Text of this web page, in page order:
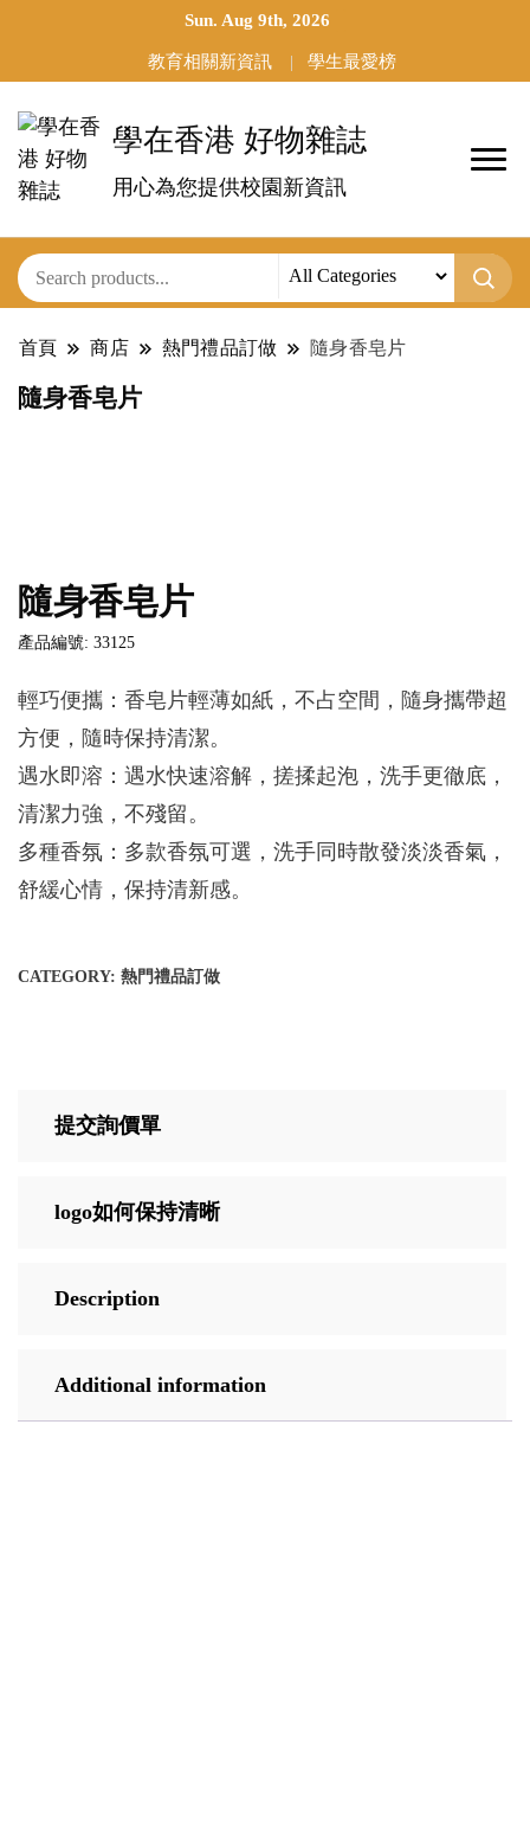
Sun. Aug 9th, 2026
教育相關新資訊 學生最愛榜
學在香港 好物雜誌
用心為您提供校園新資訊
首頁 商店 熱門禮品訂做 隨身香皂片
隨身香皂片
隨身香皂片
產品編號: 33125
輕巧便攜：香皂片輕薄如紙，不占空間，隨身攜帶超
方便，隨時保持清潔。
遇水即溶：遇水快速溶解，搓揉起泡，洗手更徹底，
清潔力強，不殘留。
多種香氛：多款香氛可選，洗手同時散發淡淡香氣，
舒緩心情，保持清新感。
CATEGORY: 熱門禮品訂做
提交詢價單
logo如何保持清晰
Description
Additional information